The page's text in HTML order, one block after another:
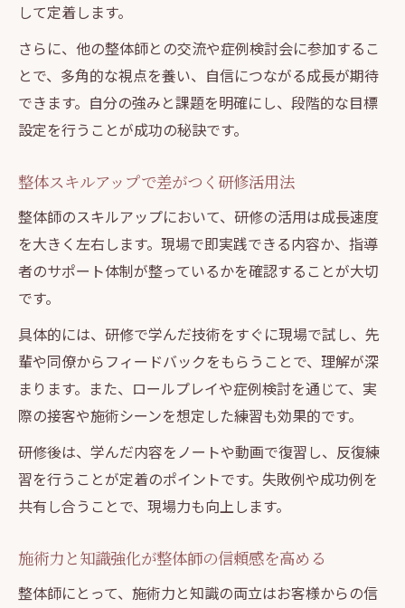
して定着します。
さらに、他の整体師との交流や症例検討会に参加するこ
とで、多角的な視点を養い、自信につながる成長が期待
できます。自分の強みと課題を明確にし、段階的な目標
設定を行うことが成功の秘訣です。
整体スキルアップで差がつく研修活用法
整体師のスキルアップにおいて、研修の活用は成長速度
を大きく左右します。現場で即実践できる内容か、指導
者のサポート体制が整っているかを確認することが大切
です。
具体的には、研修で学んだ技術をすぐに現場で試し、先
輩や同僚からフィードバックをもらうことで、理解が深
まります。また、ロールプレイや症例検討を通じて、実
際の接客や施術シーンを想定した練習も効果的です。
研修後は、学んだ内容をノートや動画で復習し、反復練
習を行うことが定着のポイントです。失敗例や成功例を
共有し合うことで、現場力も向上します。
施術力と知識強化が整体師の信頼感を高める
整体師にとって、施術力と知識の両立はお客様からの信